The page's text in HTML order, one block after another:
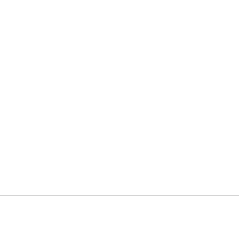
們改進！